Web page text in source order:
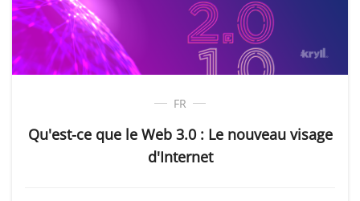
FR
Qu'est-ce que le Web 3.0 : Le nouveau visage
d'Internet